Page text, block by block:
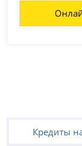
Кредиты